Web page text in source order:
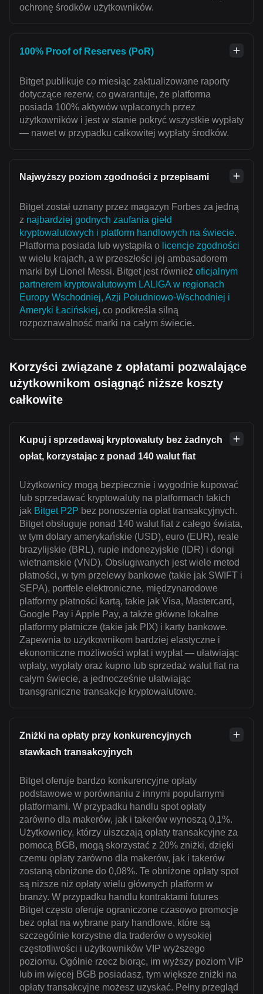
ochronę środków użytkowników.
100% Proof of Reserves (PoR)
Bitget publikuje co miesiąc zaktualizowane raporty
dotyczące rezerw, co gwarantuje, że platforma
posiada 100% aktywów wpłaconych przez
użytkowników i jest w stanie pokryć wszystkie wypłaty
— nawet w przypadku całkowitej wypłaty środków.
Najwyższy poziom zgodności z przepisami
Bitget został uznany przez magazyn Forbes za jedną
z najbardziej godnych zaufania giełd
kryptowalutowych i platform handlowych na świecie.
Platforma posiada lub wystąpiła o licencje zgodności
w wielu krajach, a w przeszłości jej ambasadorem
marki był Lionel Messi. Bitget jest również oficjalnym
partnerem kryptowalutowym LALIGA w regionach
Europy Wschodniej, Azji Południowo-Wschodniej i
Ameryki Łacińskiej, co podkreśla silną
rozpoznawalność marki na całym świecie.
Korzyści związane z opłatami pozwalające
użytkownikom osiągnąć niższe koszty
całkowite
Kupuj i sprzedawaj kryptowaluty bez żadnych
opłat, korzystając z ponad 140 walut fiat
Użytkownicy mogą bezpiecznie i wygodnie kupować
lub sprzedawać kryptowaluty na platformach takich
jak Bitget P2P bez ponoszenia opłat transakcyjnych.
Bitget obsługuje ponad 140 walut fiat z całego świata,
w tym dolary amerykańskie (USD), euro (EUR), reale
brazylijskie (BRL), rupie indonezyjskie (IDR) i dongi
wietnamskie (VND). Obsługiwanych jest wiele metod
płatności, w tym przelewy bankowe (takie jak SWIFT i
SEPA), portfele elektroniczne, międzynarodowe
platformy płatności kartą, takie jak Visa, Mastercard,
Google Pay i Apple Pay, a także główne lokalne
platformy płatnicze (takie jak PIX) i karty bankowe.
Zapewnia to użytkownikom bardziej elastyczne i
ekonomiczne możliwości wpłat i wypłat — ułatwiając
wpłaty, wypłaty oraz kupno lub sprzedaż walut fiat na
całym świecie, a jednocześnie ułatwiając
transgraniczne transakcje kryptowalutowe.
Zniżki na opłaty przy konkurencyjnych
stawkach transakcyjnych
Bitget oferuje bardzo konkurencyjne opłaty
podstawowe w porównaniu z innymi popularnymi
platformami. W przypadku handlu spot opłaty
zarówno dla makerów, jak i takerów wynoszą 0,1%.
Użytkownicy, którzy uiszczają opłaty transakcyjne za
pomocą BGB, mogą skorzystać z 20% zniżki, dzięki
czemu opłaty zarówno dla makerów, jak i takerów
zostaną obniżone do 0,08%. Te obniżone opłaty spot
są niższe niż opłaty wielu głównych platform w
branży. W przypadku handlu kontraktami futures
Bitget często oferuje ograniczone czasowo promocje
bez opłat na wybrane pary handlowe, które są
szczególnie korzystne dla traderów o wysokiej
częstotliwości i użytkowników VIP wyższego
poziomu. Ogólnie rzecz biorąc, im wyższy poziom VIP
lub im więcej BGB posiadasz, tym większe zniżki na
opłaty transakcyjne możesz uzyskać. Pełny przegląd